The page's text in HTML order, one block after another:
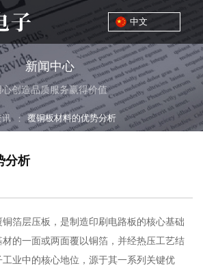
中文
新闻中心
心创造品质服务赢得价值
讯 ：覆铜板材料的优势分析
分析
层压板，是制造印刷电路板的核心基础
的一面或两面覆以铜箔，并经热压工艺结
业中的核心地位，源于其一系列关键优